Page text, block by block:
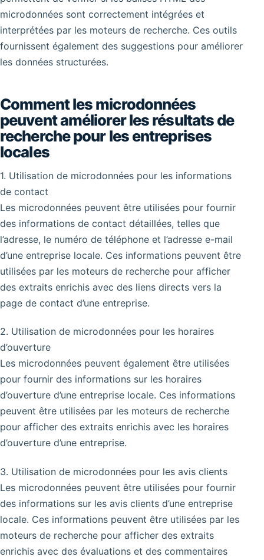
microdonnées sont correctement intégrées et
interprétées par les moteurs de recherche. Ces outils
fournissent également des suggestions pour améliorer
les données structurées.
Comment les microdonnées
peuvent améliorer les résultats de
recherche pour les entreprises
locales
1. Utilisation de microdonnées pour les informations
de contact
Les microdonnées peuvent être utilisées pour fournir
des informations de contact détaillées, telles que
l’adresse, le numéro de téléphone et l’adresse e-mail
d’une entreprise locale. Ces informations peuvent être
utilisées par les moteurs de recherche pour afficher
des extraits enrichis avec des liens directs vers la
page de contact d’une entreprise.
2. Utilisation de microdonnées pour les horaires
d’ouverture
Les microdonnées peuvent également être utilisées
pour fournir des informations sur les horaires
d’ouverture d’une entreprise locale. Ces informations
peuvent être utilisées par les moteurs de recherche
pour afficher des extraits enrichis avec les horaires
d’ouverture d’une entreprise.
3. Utilisation de microdonnées pour les avis clients
Les microdonnées peuvent être utilisées pour fournir
des informations sur les avis clients d’une entreprise
locale. Ces informations peuvent être utilisées par les
moteurs de recherche pour afficher des extraits
enrichis avec des évaluations et des commentaires